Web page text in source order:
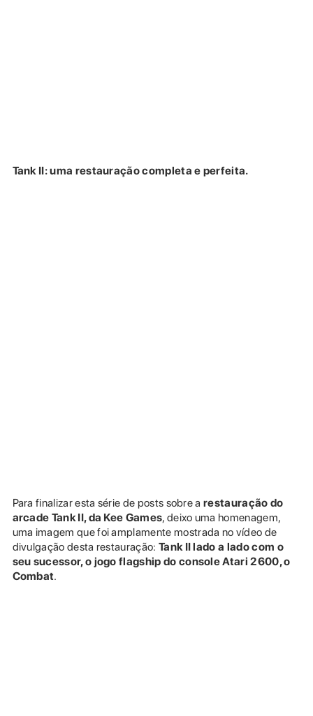
Tank II: uma restauração completa e perfeita.
Para finalizar esta série de posts sobre arestauração do
arcade Tank II, da Kee Games, deixo uma homenagem,
uma imagem que foi amplamente mostrada no vídeo de
divulgação desta restauração: Tank II lado a lado com o
seu sucessor, o jogo flagship do console Atari 2600, o
Combat.